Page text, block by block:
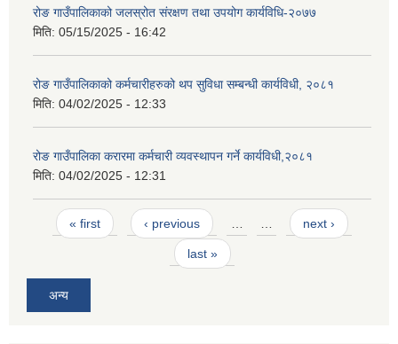
रोङ गाउँपालिकाको जलस्रोत संरक्षण तथा उपयोग कार्यविधि-२०७७
मिति: 05/15/2025 - 16:42
रोङ गाउँपालिकाको कर्मचारीहरुको थप सुविधा सम्बन्धी कार्यविधी, २०८१
मिति: 04/02/2025 - 12:33
रोङ गाउँपालिका करारमा कर्मचारी व्यवस्थापन गर्ने कार्यविधी,२०८१
मिति: 04/02/2025 - 12:31
Pages
« first ‹ previous … … next ›
last »
अन्य